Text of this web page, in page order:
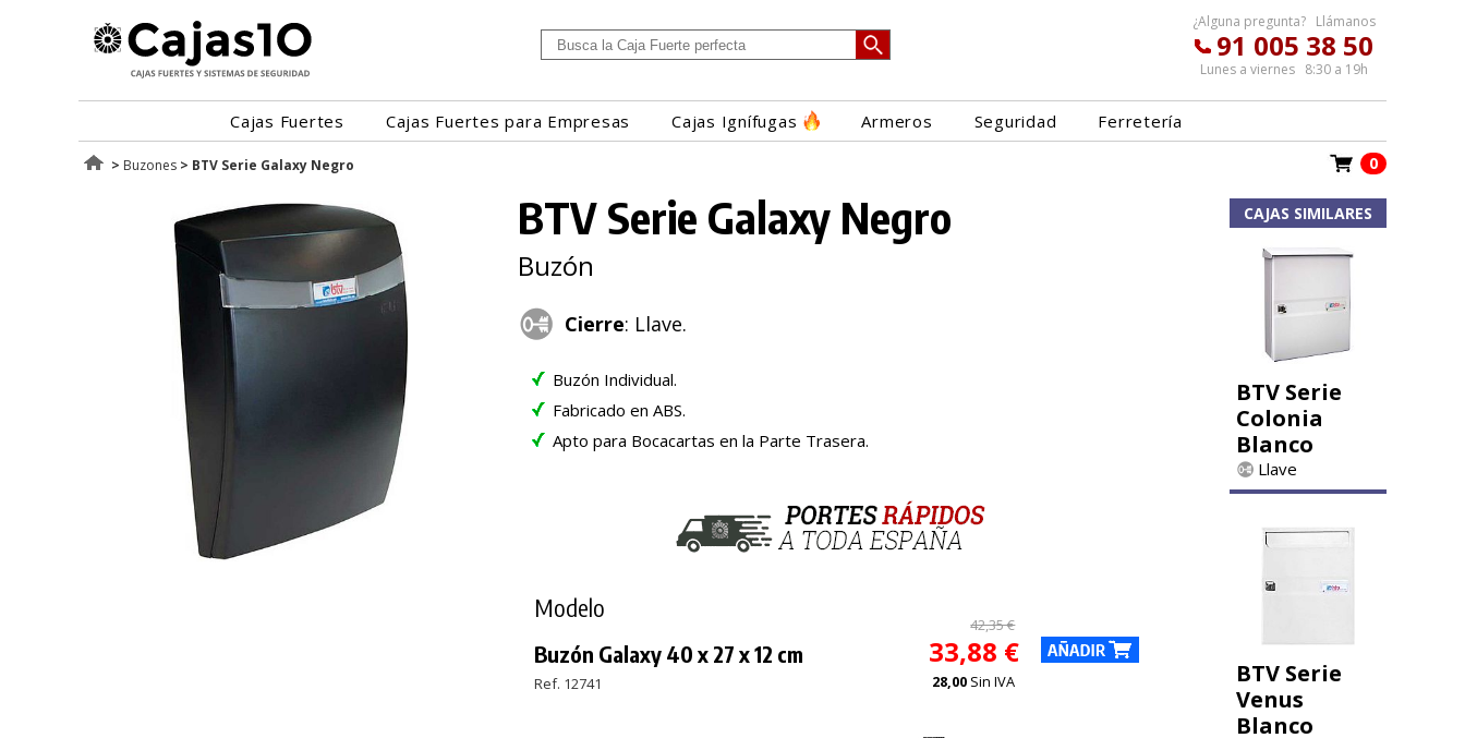
¿Alguna pregunta? Llámanos
91 005 38 50
Lunes a viernes 8:30 a 19h
Cajas Fuertes Cajas Fuertes para Empresas Cajas Ignífugas Armeros Seguridad Ferretería
> Buzones > BTV Serie Galaxy Negro 0
BTV Serie Galaxy Negro
Buzón
Cierre: Llave.
Buzón Individual.
Fabricado en ABS.
Apto para Bocacartas en la Parte Trasera.
Modelo
Buzón Galaxy 40 x 27 x 12 cm
Ref. 12741
42,35 €
33,88 €
28,00 Sin IVA
CAJAS SIMILARES
BTV Serie
Colonia
Blanco
Llave
BTV Serie
Venus
Blanco